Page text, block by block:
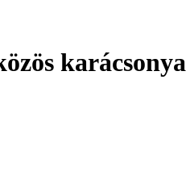
karácsonya